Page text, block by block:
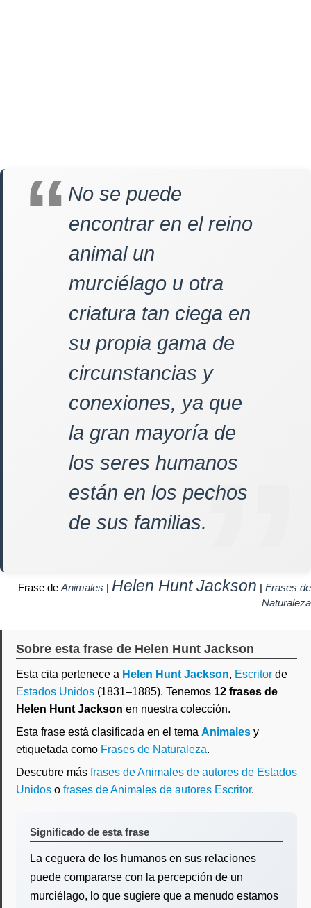
No se puede
encontrar en el reino
animal un
murciélago u otra
criatura tan ciega en
su propia gama de
circunstancias y
conexiones, ya que
la gran mayoría de
los seres humanos
están en los pechos
de sus familias.
Frase de Animales | Helen Hunt Jackson | Frases de
Naturaleza
Sobre esta frase de Helen Hunt Jackson
Esta cita pertenece a Helen Hunt Jackson, Escritor de
Estados Unidos (1831–1885). Tenemos 12 frases de
Helen Hunt Jackson en nuestra colección.
Esta frase está clasificada en el tema Animales y
etiquetada como Frases de Naturaleza.
Descubre más frases de Animales de autores de Estados
Unidos o frases de Animales de autores Escritor.
Significado de esta frase
La ceguera de los humanos en sus relaciones
puede compararse con la percepción de un
murciélago, lo que sugiere que a menudo estamos